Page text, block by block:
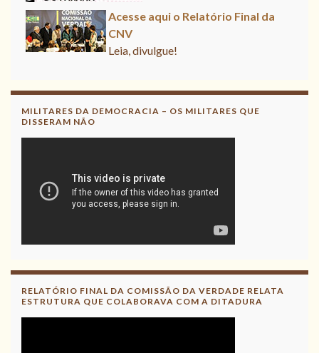
Acesse aqui o Relatório Final da CNV
Leia, divulgue!
Leia, contribua !
MILITARES DA DEMOCRACIA – OS MILITARES QUE
DISSERAM NÃO
RELATÓRIO FINAL DA COMISSÃO DA VERDADE RELATA
ESTRUTURA QUE COLABORAVA COM A DITADURA